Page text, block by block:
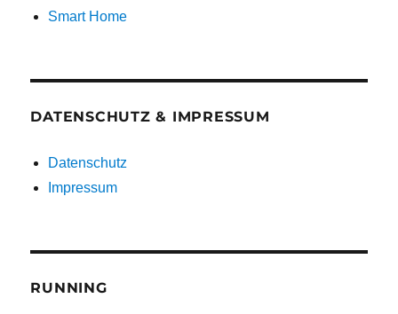
Smart Home
DATENSCHUTZ & IMPRESSUM
Datenschutz
Impressum
RUNNING